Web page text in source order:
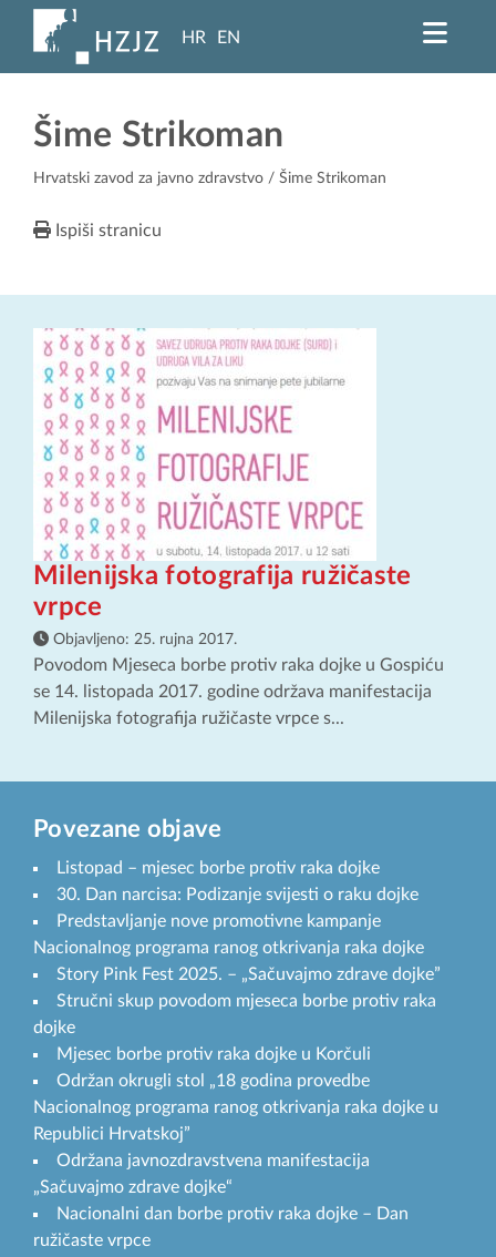
HR EN
Šime Strikoman
Hrvatski zavod za javno zdravstvo / Šime Strikoman
Ispiši stranicu
Milenijska fotografija ružičaste
vrpce
Objavljeno: 25. rujna 2017.
Povodom Mjeseca borbe protiv raka dojke u Gospiću
se 14. listopada 2017. godine održava manifestacija
Milenijska fotografija ružičaste vrpce s...
Povezane objave
Listopad – mjesec borbe protiv raka dojke
30. Dan narcisa: Podizanje svijesti o raku dojke
Predstavljanje nove promotivne kampanje
Nacionalnog programa ranog otkrivanja raka dojke
Story Pink Fest 2025. – „Sačuvajmo zdrave dojke”
Stručni skup povodom mjeseca borbe protiv raka
dojke
Mjesec borbe protiv raka dojke u Korčuli
Održan okrugli stol „18 godina provedbe
Nacionalnog programa ranog otkrivanja raka dojke u
Republici Hrvatskoj”
Održana javnozdravstvena manifestacija
„Sačuvajmo zdrave dojke“
Nacionalni dan borbe protiv raka dojke – Dan
ružičaste vrpce